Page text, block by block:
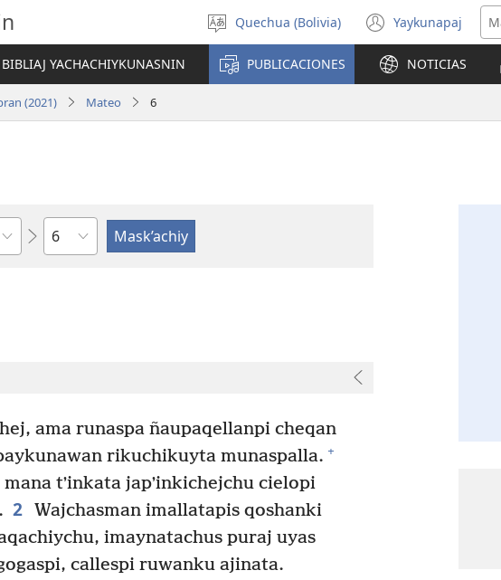
Select
language
Quechua (Bolivia) Yaykunapaj
(opens
new
window)
BIBLIAJ YACHACHIYKUNASNIN PUBLICACIONES NOTICIAS
(2021) Mateo 6
Capítulo
ama runaspa ñaupaqellanpi cheqan
rikuchikuyta munaspalla. +
tʼinkata japʼinkichejchu cielopi
2 Wajchasman imallatapis qoshanki
imaynatachus puraj uyas
callespi ruwanku ajinata.